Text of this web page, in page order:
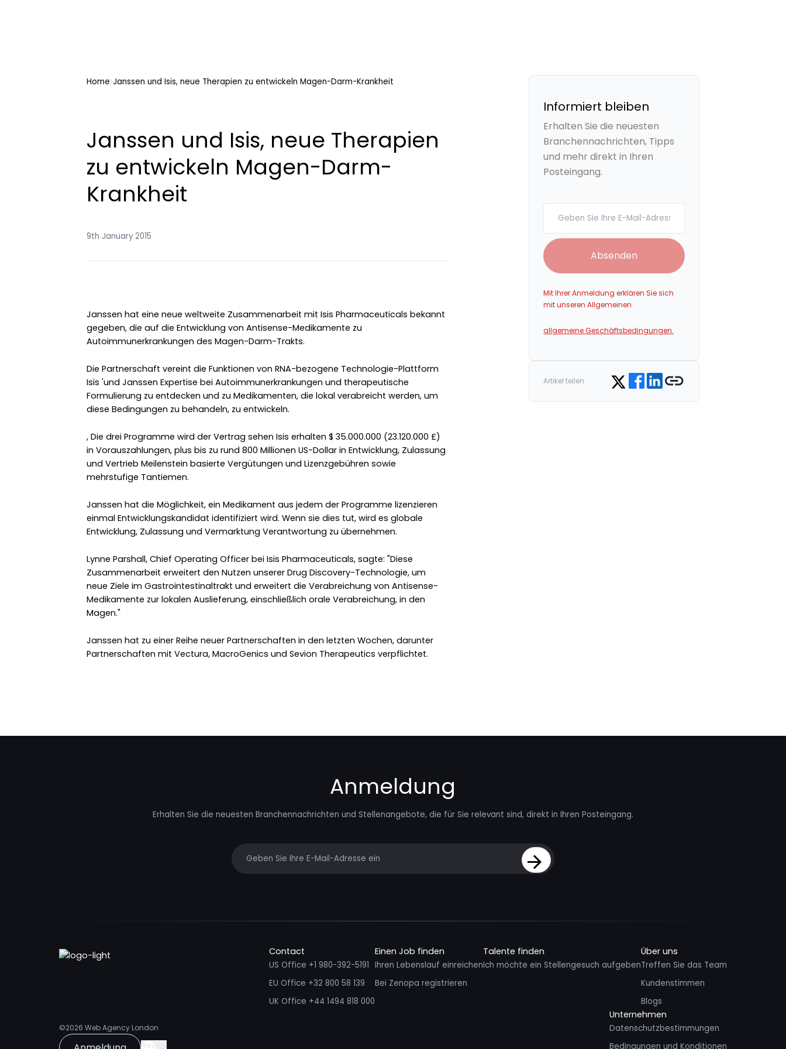
Home Janssen und Isis, neue Therapien zu entwickeln Magen-Darm-Krankheit
Janssen und Isis, neue Therapien
zu entwickeln Magen-Darm-
Krankheit
9th January 2015
Janssen hat eine neue weltweite Zusammenarbeit mit Isis Pharmaceuticals bekannt
gegeben, die auf die Entwicklung von Antisense-Medikamente zu
Autoimmunerkrankungen des Magen-Darm-Trakts.
Die Partnerschaft vereint die Funktionen von RNA-bezogene Technologie-Plattform
Isis 'und Janssen Expertise bei Autoimmunerkrankungen und therapeutische
Formulierung zu entdecken und zu Medikamenten, die lokal verabreicht werden, um
diese Bedingungen zu behandeln, zu entwickeln.
, Die drei Programme wird der Vertrag sehen Isis erhalten $ 35.000.000 (23.120.000 £)
in Vorauszahlungen, plus bis zu rund 800 Millionen US-Dollar in Entwicklung, Zulassung
und Vertrieb Meilenstein basierte Vergütungen und Lizenzgebühren sowie
mehrstufige Tantiemen.
Janssen hat die Möglichkeit, ein Medikament aus jedem der Programme lizenzieren
einmal Entwicklungskandidat identifiziert wird. Wenn sie dies tut, wird es globale
Entwicklung, Zulassung und Vermarktung Verantwortung zu übernehmen.
Lynne Parshall, Chief Operating Officer bei Isis Pharmaceuticals, sagte: "Diese
Zusammenarbeit erweitert den Nutzen unserer Drug Discovery-Technologie, um
neue Ziele im Gastrointestinaltrakt und erweitert die Verabreichung von Antisense-
Medikamente zur lokalen Auslieferung, einschließlich orale Verabreichung, in den
Magen."
Janssen hat zu einer Reihe neuer Partnerschaften in den letzten Wochen, darunter
Partnerschaften mit Vectura, MacroGenics und Sevion Therapeutics verpflichtet.
Informiert bleiben
Erhalten Sie die neuesten
Branchennachrichten, Tipps
und mehr direkt in Ihren
Posteingang.
Absenden
Mit Ihrer Anmeldung erklären Sie sich
mit unseren Allgemeinen
allgemeine Geschäftsbedingungen.
Artikel teilen Share on Twitter
Share on Facebook
Share on LinkedIn
Copy link
Anmeldung
Erhalten Sie die neuesten Branchennachrichten und Stellenangebote, die für Sie relevant sind, direkt in Ihren Posteingang.
Sign Up
©2026 Web Agency London
Contact
US Office +1 980-392-5191
EU Office +32 800 58 139
UK Office +44 1494 818 000
Einen Job finden
Ihren Lebenslauf einreichen
Bei Zenopa registrieren
Talente finden
Ich möchte ein Stellengesuch aufgeben
Über uns
Treffen Sie das Team
Kundenstimmen
Blogs
Unternehmen
Datenschutzbestimmungen
Bedingungen und Konditionen